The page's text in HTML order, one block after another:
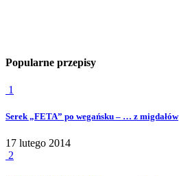
Popularne przepisy
1
Serek „FETA” po wegańsku – … z migdałów
17 lutego 2014
2